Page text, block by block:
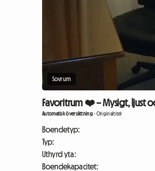
Sovrum
Favoritrum ❤️ – Mysigt, ljust
Automatisk översättning-Originaltitel
Boendetyp:
Typ:
Uthyrd yta:
Boendekapacitet: